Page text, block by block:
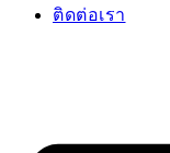
ติดต่อเรา